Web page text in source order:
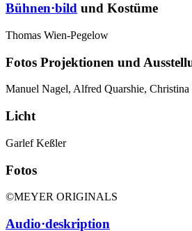
Bühnen·bild und Kostüme
Thomas Wien-Pegelow
Fotos Projektionen und
Manuel Nagel, Alfred Quarshie, Christina
Licht
Garlef Keßler
Fotos
©MEYER ORIGINALS
Audio·deskription